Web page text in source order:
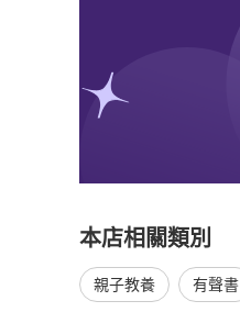
本店相關類別
親子教養 有聲書